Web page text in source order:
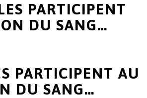
PARTICIPENT
DU SANG…
PARTICIPENT AU
DU SANG…